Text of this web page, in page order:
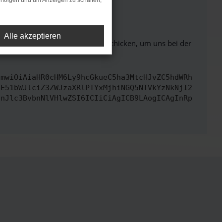
unterstützt werden.
Du kannst uns diesen Text schicken, um uns bei der
Alle akzeptieren